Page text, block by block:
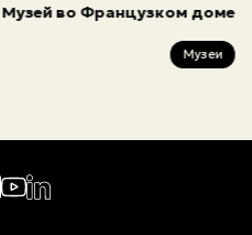
Музей во Французком доме
Музеи